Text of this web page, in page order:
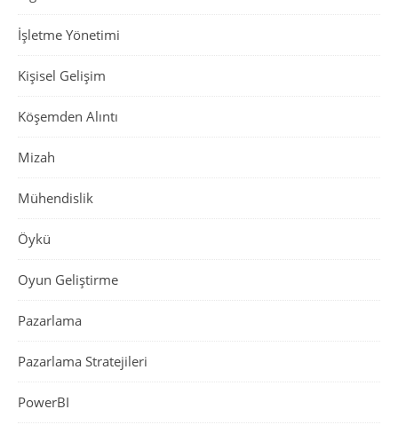
İşletme Yönetimi
Kişisel Gelişim
Köşemden Alıntı
Mizah
Mühendislik
Öykü
Oyun Geliştirme
Pazarlama
Pazarlama Stratejileri
PowerBI